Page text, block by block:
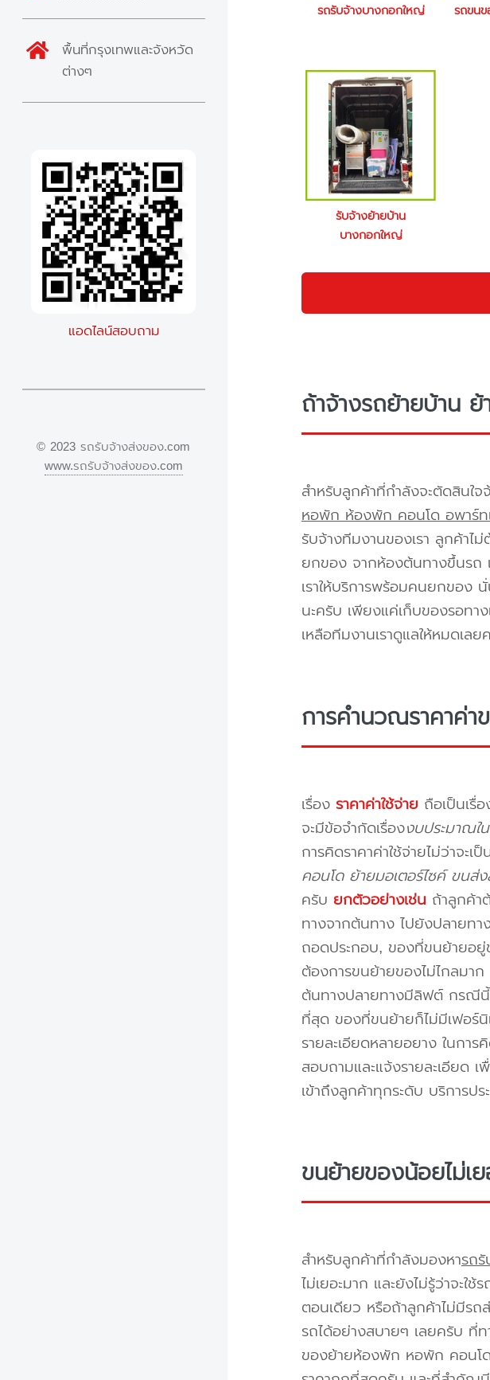
รถรับจ้างบางกอกใหญ่ รถขน
รับจ้างย้ายบ้าน
บางกอกใหญ่
ถ้าจ้างรถย้ายบ้าน
สำหรับลูกค้าที่กำลังจะตัดสินใจ
หอพัก ห้องพัก คอนโด อพาร์ท
รับจ้างทีมงานของเรา ลูกค้าไ
ยกของ จากห้องต้นทางขึ้นรถ
เราให้บริการพร้อมคนยกของ
นะครับ เพียงแค่เก็บของรอทา
เหลือทีมงานเราดูแลให้หมดเลย
การคำนวณราคาค่า
เรื่อง ราคาค่าใช้จ่าย ถือเป็นเรื่
จะมีข้อจำกัดเรื่องงบประมาณใ
การคิดราคาค่าใช้จ่ายไม่ว่าจะ
คอนโด ย้ายมอเตอร์ไซค์ ขน
ครับ ยกตัวอย่างเช่น ถ้าลูกค้า
ทางจากต้นทาง ไปยังปลายท
ถอดประกอบ, ของที่ขนย้ายอยู่
ต้องการขนย้ายของไม่ไกลมา
ต้นทางปลายทางมีลิฟต์ กรณีนี้จ
ที่สุด ของที่ขนย้ายก็ไม่มีเฟอร์นิ
รายละเอียดหลายอยาง ในการ
สอบถามและแจ้งรายละเอียด
เข้าถึงลูกค้าทุกระดับ บริการป
ขนย้ายของน้อยไม่เ
สำหรับลูกค้าที่กำลังมองหารถ
ไม่เยอะมาก และยังไม่รู้ว่าจะใ
ตอนเดียว หรือถ้าลูกค้าไม่มีรถ
รถได้อย่างสบายๆ เลยครับ ที่
ของย้ายห้องพัก หอพัก คอนโด
พื้นที่กรุงเทพและจังหวัด
ต่างๆ
แอดไลน์สอบถาม
© 2023 รถรับจ้างส่งของ.com
www.รถรับจ้างส่งของ.com